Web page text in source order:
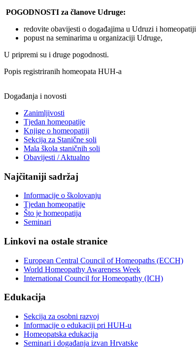
POGODNOSTI za članove Udruge:
redovite obavijesti o događajima u Udruzi i homeopatiji
popust na seminarima u organizaciji Udruge,
U pripremi su i druge pogodnosti.
Popis registriranih homeopata HUH-a
Događanja i novosti
Zanimljivosti
Tjedan homeopatije
Knjige o homeopatiji
Sekcija za Stanične soli
Mala škola staničnih soli
Obavijesti / Aktualno
Najčitaniji sadržaj
Informacije o školovanju
Tjedan homeopatije
Što je homeopatija
Seminari
Linkovi na ostale stranice
European Central Council of Homeopaths (ECCH)
World Homeopathy Awareness Week
International Council for Homeopathy (ICH)
Edukacija
Sekcija za osobni razvoj
Informacije o edukaciji pri HUH-u
Homeopatska edukacija
Seminari i događanja izvan Hrvatske